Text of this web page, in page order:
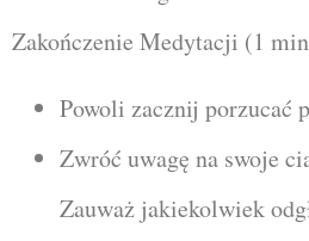
Zakończenie Medytacji (1
Powoli zacznij porzucać
Zwróć uwagę na swoje
Zauważ jakiekolwiek